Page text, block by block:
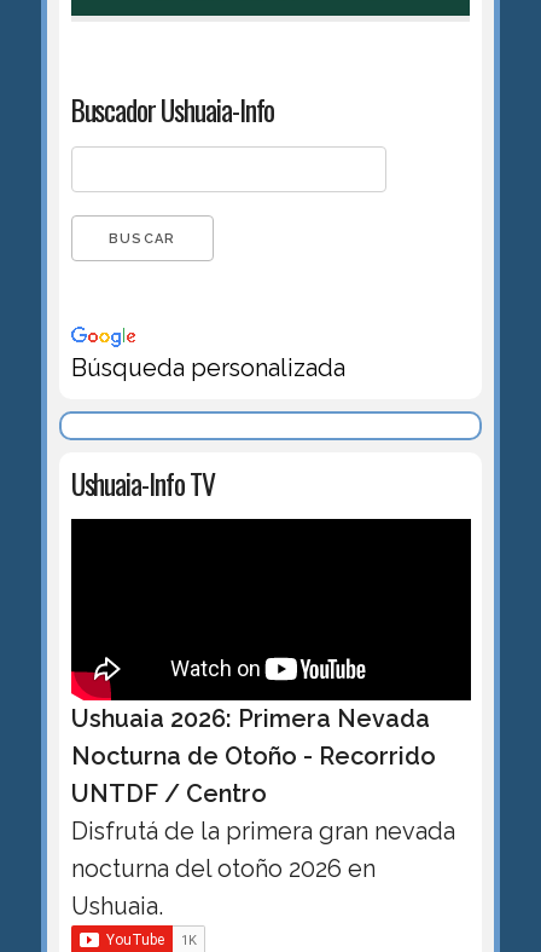
Buscador Ushuaia-Info
Búsqueda personalizada
Ushuaia-Info TV
Ushuaia 2026: Primera Nevada
Nocturna de Otoño - Recorrido
UNTDF / Centro
Disfrutá de la primera gran nevada
nocturna del otoño 2026 en
Ushuaia.